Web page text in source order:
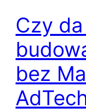
Czy
bez